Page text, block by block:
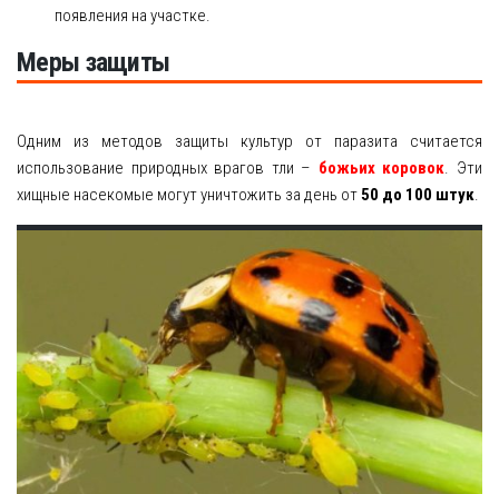
появления на участке.
Меры защиты
Одним из методов защиты культур от паразита считается
использование природных врагов тли – божьих коровок. Эти
хищные насекомые могут уничтожить за день от50 до 100 штук.